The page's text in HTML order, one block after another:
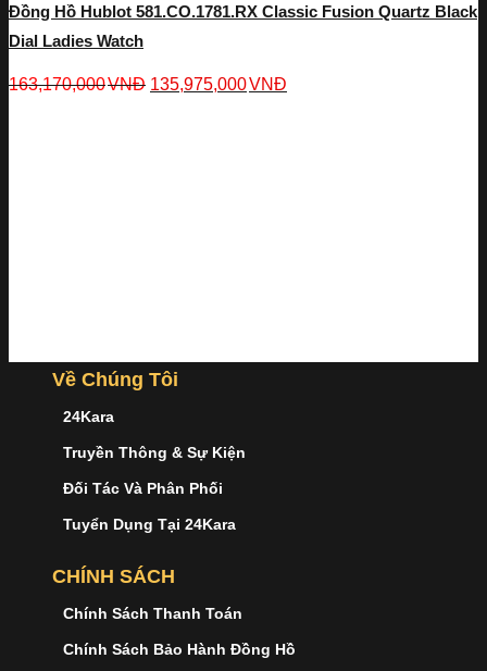
Đồng Hồ Hublot 581.CO.1781.RX Classic Fusion Quartz Black
Dial Ladies Watch
163,170,000VNĐ 135,975,000VNĐ
Về Chúng Tôi
24Kara
Truyền Thông & Sự Kiện
Đối Tác Và Phân Phối
Tuyển Dụng Tại 24Kara
CHÍNH SÁCH
Chính Sách Thanh Toán
Chính Sách Bảo Hành Đồng Hồ